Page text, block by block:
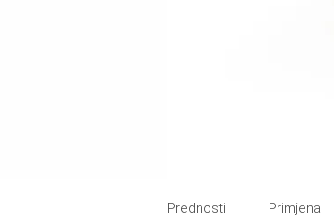
Prednosti Primjena